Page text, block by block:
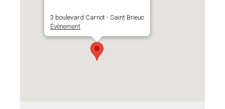
3 boulevard Carnot - Saint Brieuc
Évènement